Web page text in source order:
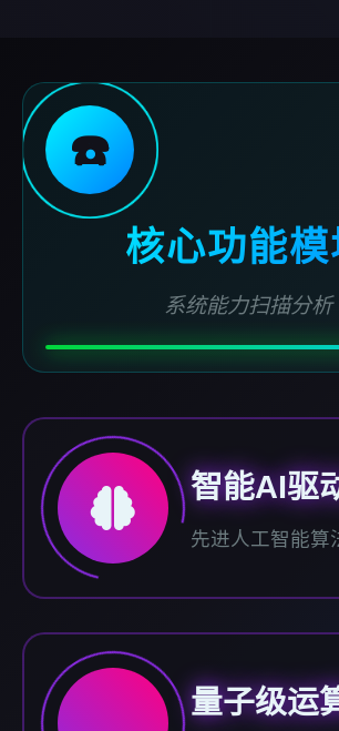
☎️
核心功能模
系统能力扫描分析
智能AI驱
先进人工智能算
量子级运